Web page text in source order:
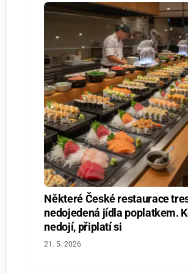
Některé České restaurace
nedojedená jídla poplatkem.
nedojí, připlatí si
21. 5. 2026